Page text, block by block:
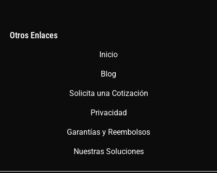
Otros Enlaces
Inicio
Blog
Solicita una Cotización
Privacidad
Garantías y Reembolsos
Nuestras Soluciones